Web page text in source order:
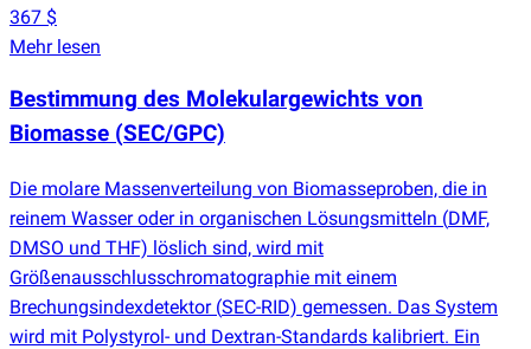
367 $
Mehr lesen
Bestimmung des Molekulargewichts von
Biomasse (SEC/GPC)
Die molare Massenverteilung von Biomasseproben, die in
reinem Wasser oder in organischen Lösungsmitteln (DMF,
DMSO und THF) löslich sind, wird mit
Größenausschlusschromatographie mit einem
Brechungsindexdetektor (SEC-RID) gemessen. Das System
wird mit Polystyrol- und Dextran-Standards kalibriert. Ein